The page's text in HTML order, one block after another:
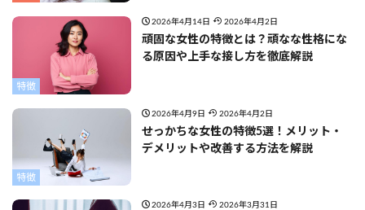
特徴
2026年4月14日 2026年4月2日
頑固な女性の特徴とは？頑なな性格にな
る原因や上手な接し方を徹底解説
特徴
2026年4月9日 2026年4月2日
せっかちな女性の特徴5選！メリット・
デメリットや改善する方法を解説
2026年4月3日 2026年3月31日